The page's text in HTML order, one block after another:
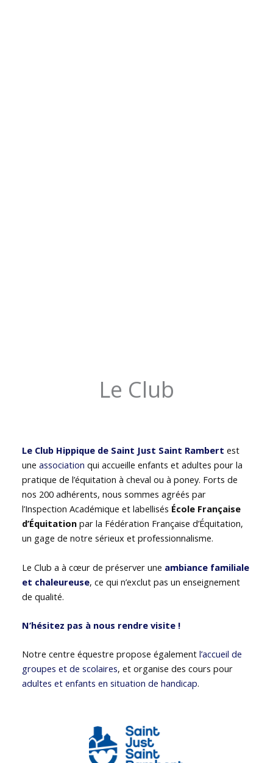
Le Club
Le Club Hippique de Saint Just Saint Rambert est
uneassociation qui accueille enfants et adultes pour la
pratique de l’équitation à cheval ou à poney. Forts de
nos 200 adhérents, nous sommes agréés par
l’Inspection Académique et labellisés École Française
d’Équitation par la Fédération Française d’Équitation,
un gage de notre sérieux et professionnalisme.
Le Club a à cœur de préserver une ambiance familiale
et chaleureuse, ce qui n’exclut pas un enseignement
de qualité.
N’hésitez pas à nous rendre visite !
Notre centre équestre propose égalementl’accueil de
groupes et de scolaires, et organise des cours pour
adultes et enfants en situation de handicap.